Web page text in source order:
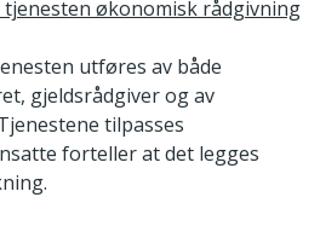
økonomisk rådgivning
utføres av både
gjeldsrådgiver og av
tilpasses
forteller at det legges